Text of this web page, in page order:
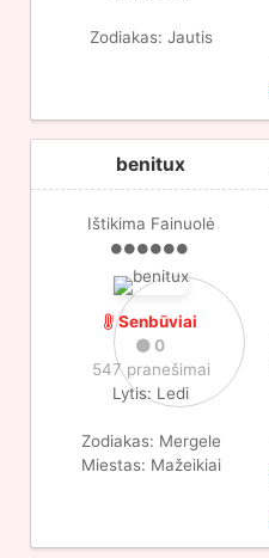
Zodiakas: Jautis
benitux
Ištikima Fainuolė
Senbūviai
0
547 pranešimai
Lytis: Ledi
Zodiakas: Mergele
Miestas: Mažeikiai